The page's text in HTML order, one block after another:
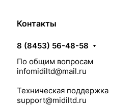
Контакты
8 (8453) 56-48-58
По общим вопросам
infomidiltd@mail.ru
Техническая поддержка
support@midiltd.ru